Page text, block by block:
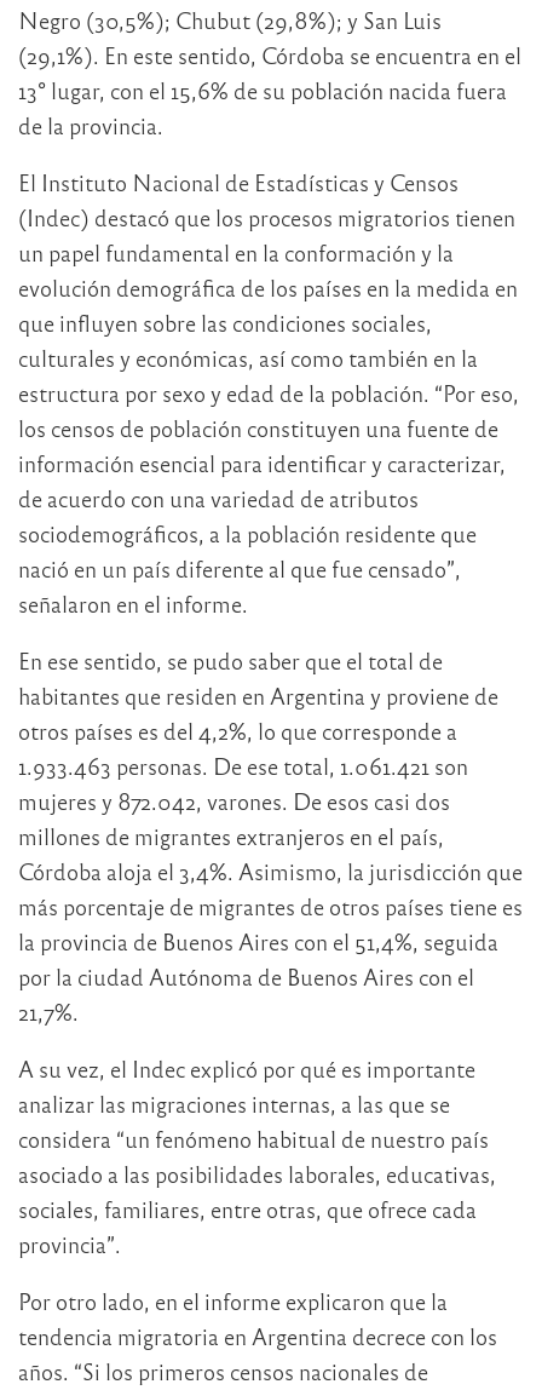
Negro (30,5%); Chubut (29,8%); y San Luis
(29,1%). En este sentido, Córdoba se encuentra en el
13° lugar, con el 15,6% de su población nacida fuera
de la provincia.
El Instituto Nacional de Estadísticas y Censos
(Indec) destacó que los procesos migratorios tienen
un papel fundamental en la conformación y la
evolución demográfica de los países en la medida en
que influyen sobre las condiciones sociales,
culturales y económicas, así como también en la
estructura por sexo y edad de la población. “Por eso,
los censos de población constituyen una fuente de
información esencial para identificar y caracterizar,
de acuerdo con una variedad de atributos
sociodemográficos, a la población residente que
nació en un país diferente al que fue censado”,
señalaron en el informe.
En ese sentido, se pudo saber que el total de
habitantes que residen en Argentina y proviene de
otros países es del 4,2%, lo que corresponde a
1.933.463 personas. De ese total, 1.061.421 son
mujeres y 872.042, varones. De esos casi dos
millones de migrantes extranjeros en el país,
Córdoba aloja el 3,4%. Asimismo, la jurisdicción que
más porcentaje de migrantes de otros países tiene es
la provincia de Buenos Aires con el 51,4%, seguida
por la ciudad Autónoma de Buenos Aires con el
21,7%.
A su vez, el Indec explicó por qué es importante
analizar las migraciones internas, a las que se
considera “un fenómeno habitual de nuestro país
asociado a las posibilidades laborales, educativas,
sociales, familiares, entre otras, que ofrece cada
provincia”.
Por otro lado, en el informe explicaron que la
tendencia migratoria en Argentina decrece con los
años. “Si los primeros censos nacionales de